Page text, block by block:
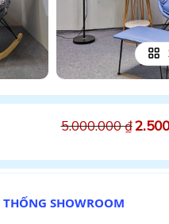
5.000.000₫
THỐNG SHOWROOM